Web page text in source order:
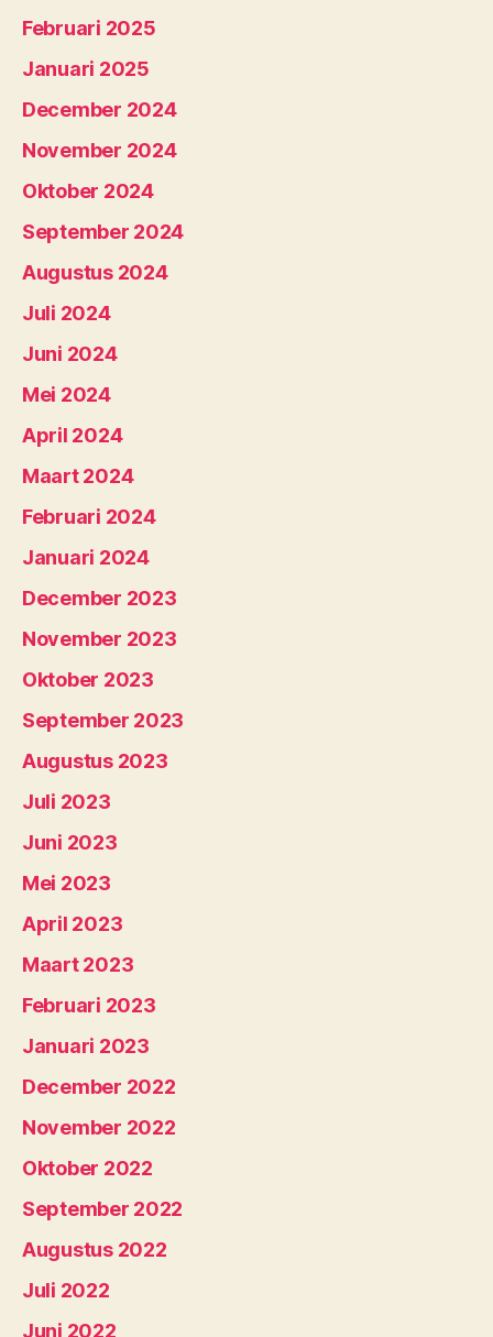
Februari 2025
Januari 2025
December 2024
November 2024
Oktober 2024
September 2024
Augustus 2024
Juli 2024
Juni 2024
Mei 2024
April 2024
Maart 2024
Februari 2024
Januari 2024
December 2023
November 2023
Oktober 2023
September 2023
Augustus 2023
Juli 2023
Juni 2023
Mei 2023
April 2023
Maart 2023
Februari 2023
Januari 2023
December 2022
November 2022
Oktober 2022
September 2022
Augustus 2022
Juli 2022
Juni 2022